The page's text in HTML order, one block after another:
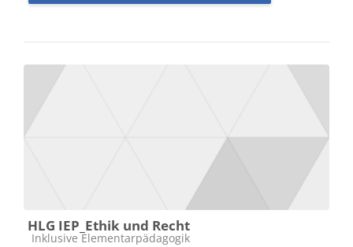
HLG IEP_Ethik und Recht
Kursbereich
Inklusive Elementarpädagogik